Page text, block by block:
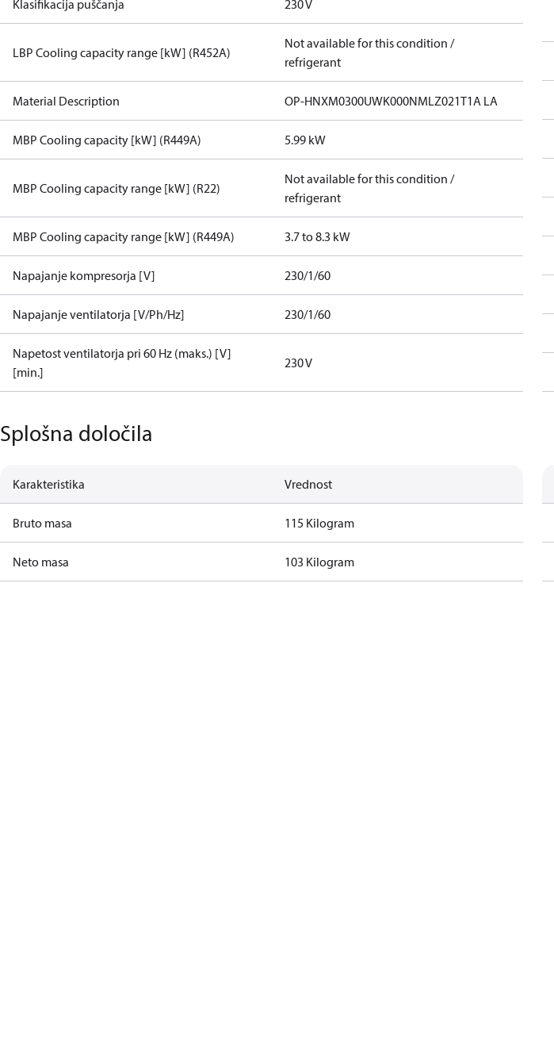
Klasifikacija puščanja 230 V
LBP Cooling capacity range [kW] (R452A)
Not available for this condition /
refrigerant
Material Description OP-HNXM0300UWK000NMLZ021T1A LA
MBP Cooling capacity [kW] (R449A) 5.99 kW
MBP Cooling capacity range [kW] (R22)
Not available for this condition /
refrigerant
MBP Cooling capacity range [kW] (R449A) 3.7 to 8.3 kW
Napajanje kompresorja [V] 230/1/60
Napajanje ventilatorja [V/Ph/Hz] 230/1/60
Napetost ventilatorja pri 60 Hz (maks.) [V]
[min.]
230 V
Splošna določila
Karakteristika Vrednost
Bruto masa 115 Kilogram
Neto masa 103 Kilogram